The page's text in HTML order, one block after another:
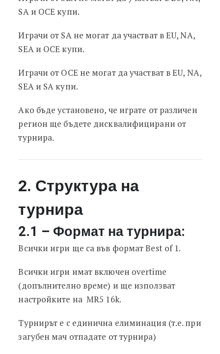
SA и OCE купи.
Играчи от SA не могат да участват в EU, NA,
SEA и OCE купи.
Играчи от OCE не могат да участват в EU, NA,
SEA и SA купи.
Ако бъде установено, че играте от различен
регион ще бъдете дисквалифицирани от
турнира.
2. Структура на
турнира
2.1 – Формат на турнира:
Всички игри ще са във формат Best of 1.
Всички игри имат включен overtime
(допълнително време) и ще използват
настройките на MR5 16k.
Турнирът е с единична елиминация (т.е. при
загубен мач отпадате от турнира)